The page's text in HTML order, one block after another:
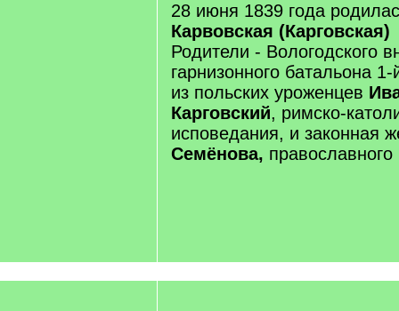
28 июня 1839 года
Карвовская (Карговская)
Родители - Вологодского
гарнизонного батальона
из польских уроженцев
Карговский, римско-
исповедания, и законная
Семёнова,